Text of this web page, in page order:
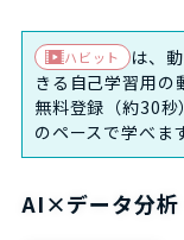
ハビット
は、
きる自己学習用の
無料登録（約30
のペースで学べま
AI×データ分析